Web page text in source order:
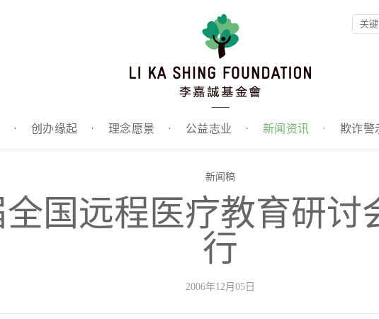
· 创办缘起 · 理念愿景 · 公益志业 · 新闻资讯 · 欺诈警
新闻稿
国远程医疗教育研讨
行
2006年12月05日